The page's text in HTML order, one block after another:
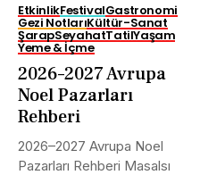
EtkinlikFestivalGastronomi
Gezi NotlarıKültür-Sanat
ŞarapSeyahatTatilYaşam
Yeme & İçme
2026–2027 Avrupa
Noel Pazarları
Rehberi
2026–2027 Avrupa Noel
Pazarları Rehberi Masalsı